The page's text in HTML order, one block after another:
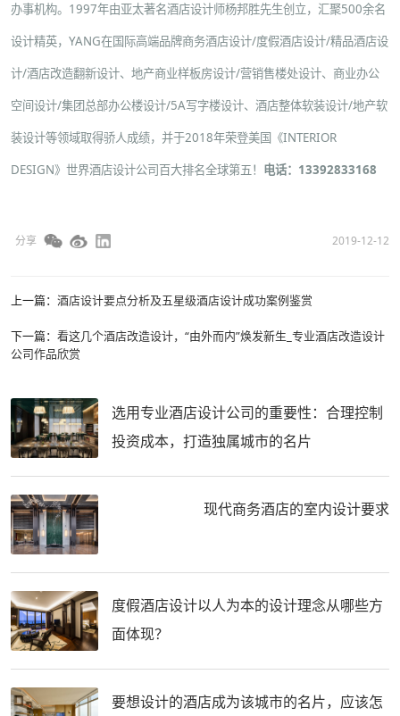
办事机构。1997年由亚太著名酒店设计师杨邦胜先生创立，汇聚500余名
设计精英，YANG在国际高端品牌商务酒店设计/度假酒店设计/精品酒店设
计/酒店改造翻新设计、 地产商业样板房设计/营销售楼处设计、 商业办公
空间设计/集团总部办公楼设计/5A写字楼设计、 酒店整体软装设计/地产软
装设计等领域取得骄人成绩，并于2018年荣登美国《INTERIOR
DESIGN》世界酒店设计公司百大排名全球第五！ 电话：13392833168
分享 2019-12-12
上一篇： 酒店设计要点分析及五星级酒店设计成功案例鉴赏
下一篇： 看这几个酒店改造设计，“由外而内”焕发新生_专业酒店改造设计
公司作品欣赏
选用专业酒店设计公司的重要性：合理控制
投资成本，打造独属城市的名片
现代商务酒店的室内设计要求
度假酒店设计以人为本的设计理念从哪些方
面体现？
要想设计的酒店成为该城市的名片，应该怎